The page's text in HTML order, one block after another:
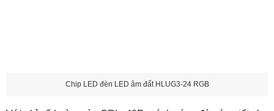
Chip LED đèn LED âm đất HLUG3-24 RGB